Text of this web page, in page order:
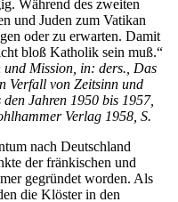
Während des zweiten
und Juden zum Vatikan
oder zu erwarten. Damit
bloß Katholik sein muß.“
und Mission, in: ders., Das
Verfall von Zeitsinn und
Jahren 1950 bis 1957,
Verlag 1958, S.
nach Deutschland
der fränkischen und
gegründet worden. Als
die Klöster in den